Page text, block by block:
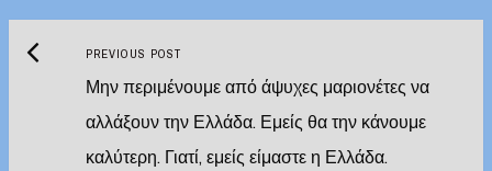
Post
navigation
PREVIOUS POSTPrevious
post:
Μην περιμένουμε από άψυχες μαριονέτες να
αλλάξουν την Ελλάδα. Εμείς θα την κάνουμε
καλύτερη. Γιατί, εμείς είμαστε η Ελλάδα.